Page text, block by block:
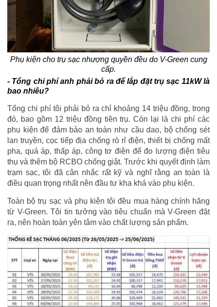
Phụ kiện cho trụ sạc nhượng quyền đều do V-Green cung
cấp.
- Tổng chi phí anh phải bỏ ra để lắp đặt trụ sạc 11kW là
bao nhiêu?
Tổng chi phí tôi phải bỏ ra chỉ khoảng 14 triệu đồng, trong
đó, bao gồm 12 triệu đồng tiền trụ. Còn lại là chi phí các
phụ kiện để đảm bảo an toàn như cầu dao, bộ chống sét
lan truyền, cọc tiếp địa chống rò rỉ điện, thiết bị chống mất
pha, quá áp, thấp áp, công tơ điện để đo lượng điện tiêu
thụ và thêm bộ RCBO chống giật. Trước khi quyết định làm
trạm sạc, tôi đã cân nhắc rất kỹ và nghĩ rằng an toàn là
điều quan trọng nhất nên đầu tư kha khá vào phụ kiện.
Toàn bộ trụ sạc và phụ kiện tôi đều mua hàng chính hãng
từ V-Green. Tôi tin tưởng vào tiêu chuẩn mà V-Green đặt
ra, nên hoàn toàn yên tâm vào chất lượng sản phẩm.